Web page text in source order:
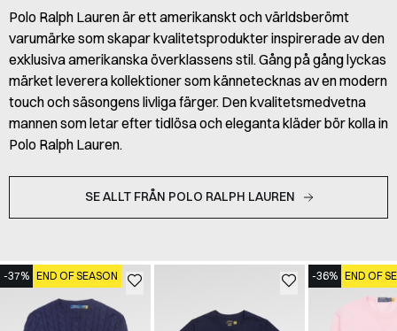
Polo Ralph Lauren är ett amerikanskt och världsberömt
varumärke som skapar kvalitetsprodukter inspirerade av den
exklusiva amerikanska överklassens stil. Gång på gång lyckas
märket leverera kollektioner som kännetecknas av en modern
touch och säsongens livliga färger. Den kvalitetsmedvetna
mannen som letar efter tidlösa och eleganta kläder bör kolla in
Polo Ralph Lauren.
SE ALLT FRÅN POLO RALPH LAUREN
-37% END OF SEASON -36% END OF